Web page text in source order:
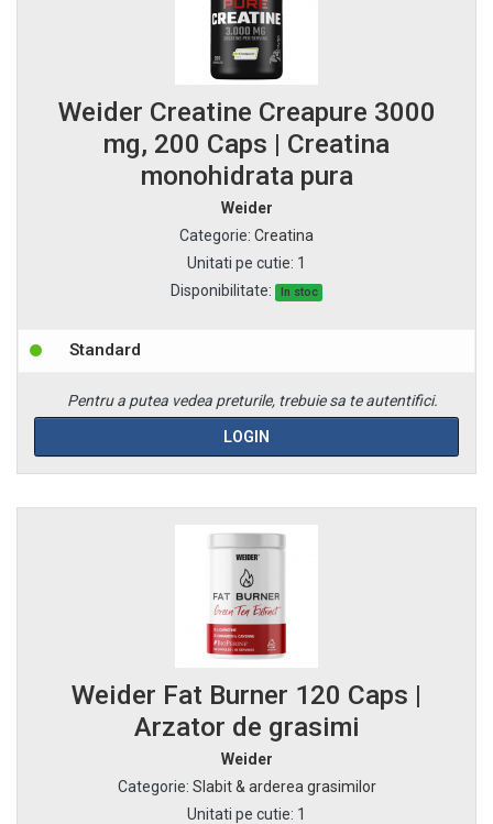
Weider Creatine Creapure 3000
mg, 200 Caps | Creatina
monohidrata pura
Weider
Categorie: Creatina
Unitati pe cutie: 1
Disponibilitate:
In stoc
Standard
Pentru a putea vedea preturile, trebuie sa te autentifici.
LOGIN
Weider Fat Burner 120 Caps |
Arzator de grasimi
Weider
Categorie: Slabit & arderea grasimilor
Unitati pe cutie: 1